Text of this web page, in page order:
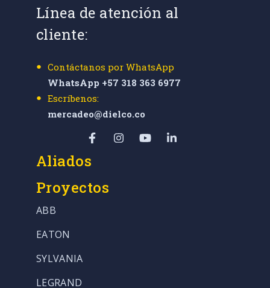
Línea de atención al
cliente:
Contáctanos por WhatsApp
WhatsApp +57 318 363 6977
Escríbenos:
mercadeo@dielco.co
Aliados
Proyectos
ABB
EATON
SYLVANIA
LEGRAND